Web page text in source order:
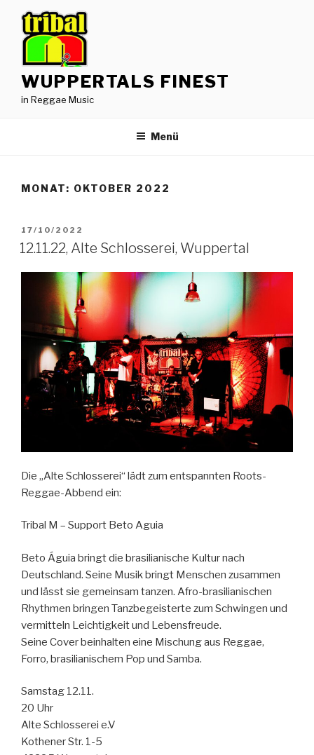
Inhalt
springen
WUPPERTALS FINEST
in Reggae Music
Menü
MONAT: OKTOBER 2022
VERÖFFENTLICHT
AM
17/10/2022
12.11.22, Alte Schlosserei, Wuppertal
Die „Alte Schlosserei“ lädt zum entspannten Roots-
Reggae-Abbend ein:
Tribal M – Support Beto Aguia
Beto Águia bringt die brasilianische Kultur nach
Deutschland. Seine Musik bringt Menschen zusammen
und lässt sie gemeinsam tanzen. Afro-brasilianischen
Rhythmen bringen Tanzbegeisterte zum Schwingen und
vermitteln Leichtigkeit und Lebensfreude.
Seine Cover beinhalten eine Mischung aus Reggae,
Forro, brasilianischem Pop und Samba.
Samstag 12.11.
20 Uhr
Alte Schlosserei e.V
Kothener Str. 1-5